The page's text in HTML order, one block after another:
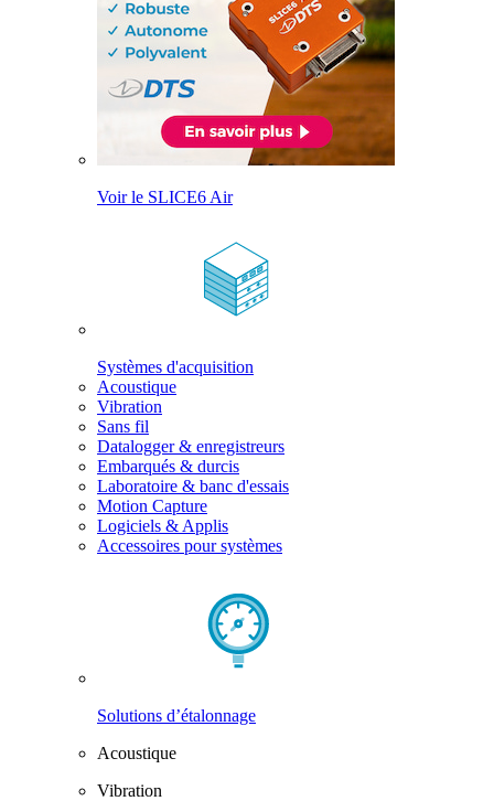
Voir le SLICE6 Air
Systèmes d'acquisition
Acoustique
Vibration
Sans fil
Datalogger & enregistreurs
Embarqués & durcis
Laboratoire & banc d'essais
Motion Capture
Logiciels & Applis
Accessoires pour systèmes
Solutions d’étalonnage
Acoustique
Vibration